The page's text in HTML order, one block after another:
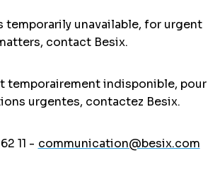
temporarily unavailable, for urgent
contact Besix.
temporairement indisponible, pour
urgentes, contactez Besix.
11 - communication@besix.com